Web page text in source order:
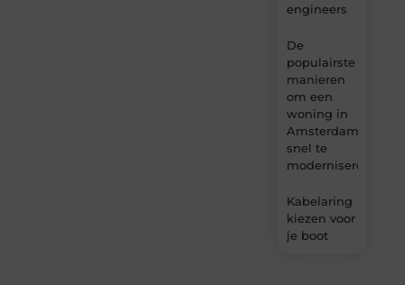
engineers
De
populairste
manieren
om een
woning in
Amsterdam
snel te
moderniseren
Kabelaring
kiezen voor
je boot